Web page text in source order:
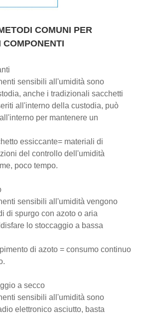
COMUNI PER
COMPONENTI
sensibili all'umidità sono
anche i tradizionali sacchetti
all'interno della custodia, può
per mantenere un
essiccante= materiali di
del controllo dell'umidità
poco tempo.
sensibili all'umidità vengono
di spurgo con azoto o aria
lo stoccaggio a bassa
di azoto = consumo continuo
a secco
sensibili all'umidità sono
elettronico asciutto, basta